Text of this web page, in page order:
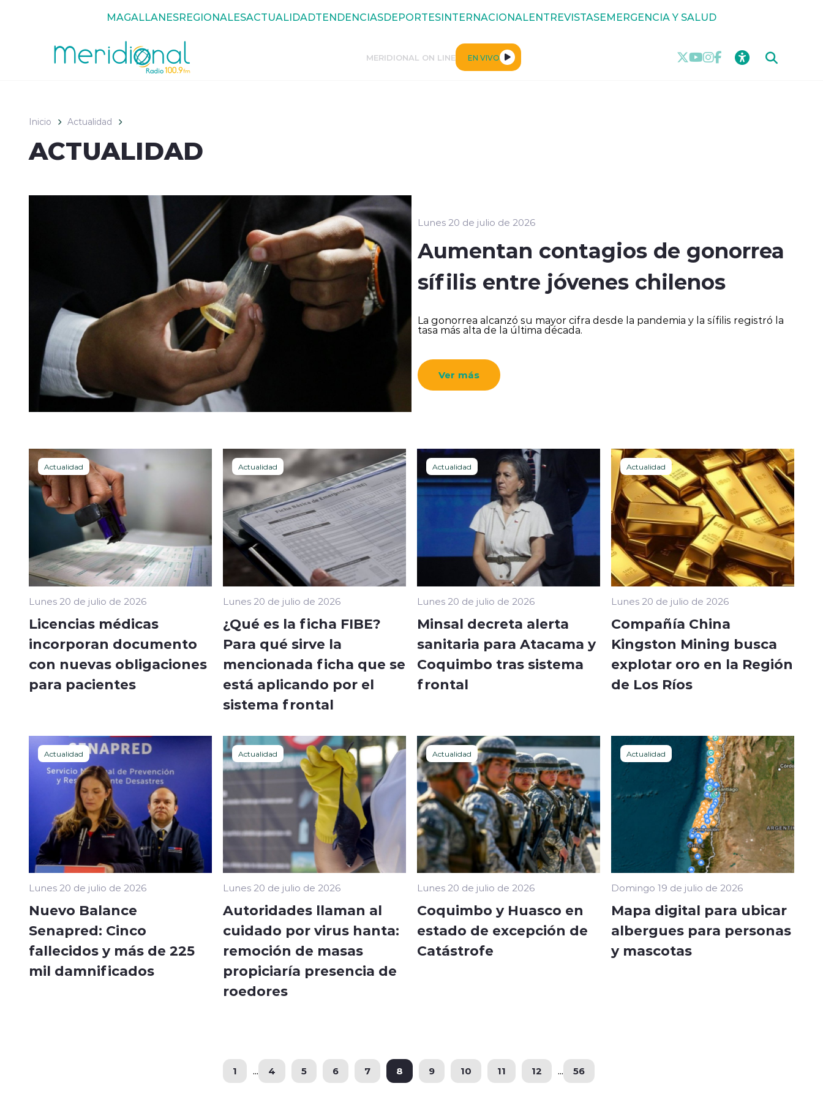
MAGALLANESREGIONALESACTUALIDADTENDENCIASDEPORTESINTERNACIONALENTREVISTASEMERGENCIA Y SALUD
MERIDIONAL ON LINE EN VIVO
Inicio Actualidad
ACTUALIDAD
Lunes 20 de julio de 2026
Aumentan contagios de gonorrea
sífilis entre jóvenes chilenos
La gonorrea alcanzó su mayor cifra desde la pandemia y la sífilis registró la
tasa más alta de la última década.
Ver más
Actualidad
Lunes 20 de julio de 2026
Licencias médicas
incorporan documento
con nuevas obligaciones
para pacientes
Actualidad
Lunes 20 de julio de 2026
¿Qué es la ficha FIBE?
Para qué sirve la
mencionada ficha que se
está aplicando por el
sistema frontal
Actualidad
Lunes 20 de julio de 2026
Minsal decreta alerta
sanitaria para Atacama y
Coquimbo tras sistema
frontal
Actualidad
Lunes 20 de julio de 2026
Compañía China
Kingston Mining busca
explotar oro en la Región
de Los Ríos
Actualidad
Lunes 20 de julio de 2026
Nuevo Balance
Senapred: Cinco
fallecidos y más de 225
mil damnificados
Actualidad
Lunes 20 de julio de 2026
Autoridades llaman al
cuidado por virus hanta:
remoción de masas
propiciaría presencia de
roedores
Actualidad
Lunes 20 de julio de 2026
Coquimbo y Huasco en
estado de excepción de
Catástrofe
Actualidad
Domingo 19 de julio de 2026
Mapa digital para ubicar
albergues para personas
y mascotas
1 ... 4 5 6 7 8 9 10 11 12 ... 56